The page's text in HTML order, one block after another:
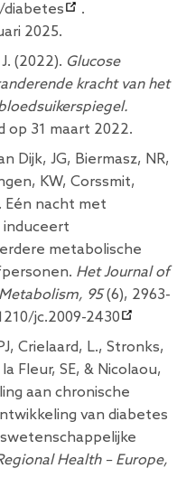
.
2025.
(2022). Glucose
kracht van het
op 31 maart 2022.
Dijk, JG, Biermasz, NR,
KW, Corssmit,
Eén nacht met
induceert
metabolische
Het Journal of
95(6), 2963-
jc.2009-2430
Crielaard, L., Stronks,
Fleur, SE, & Nicolaou,
aan chronische
van diabetes
Health – Europe,